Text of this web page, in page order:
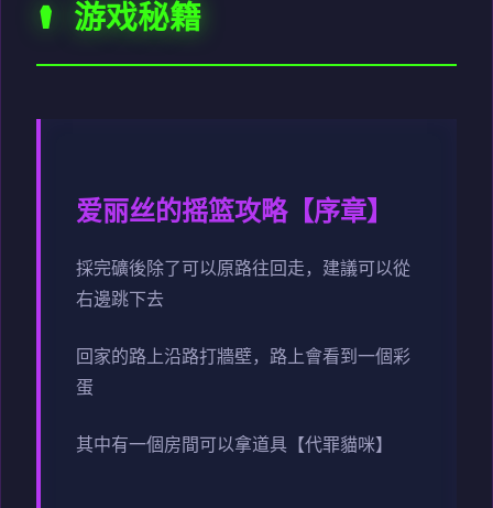
⚰️ 游戏秘籍
爱丽丝的摇篮攻略【序章】
採完礦後除了可以原路往回走，建議可以從
右邊跳下去
回家的路上沿路打牆壁，路上會看到一個彩
蛋
其中有一個房間可以拿道具【代罪貓咪】